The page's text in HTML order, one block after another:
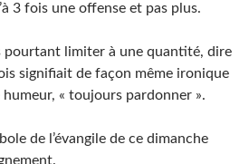
3 fois une offense et pas plus.
pourtant limiter à une quantité, dire
signifiait de façon même ironique
humeur, « toujours pardonner ».
de l’évangile de ce dimanche